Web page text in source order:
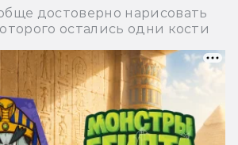
достоверно нарисовать
остались одни кости